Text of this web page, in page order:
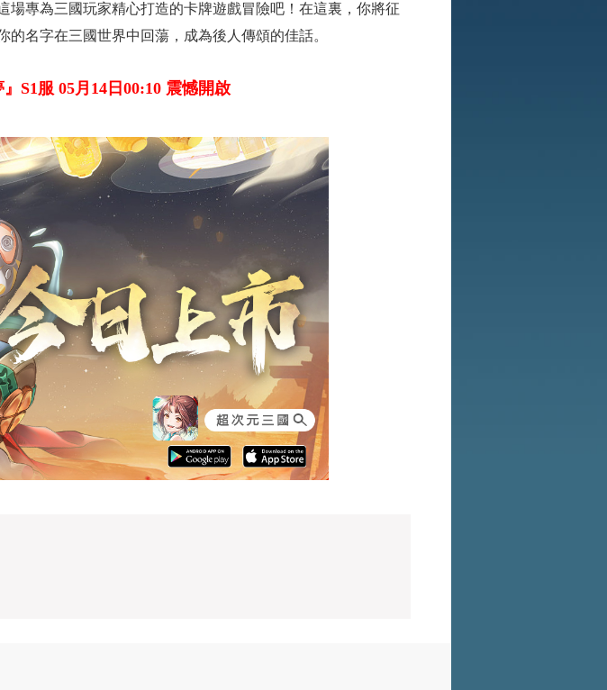
專為三國玩家精心打造的卡牌遊戲冒險吧！在這裏，你將征
名字在三國世界中回蕩，成為後人傳頌的佳話。
』 S1服 05月14日00:10 震憾開啟